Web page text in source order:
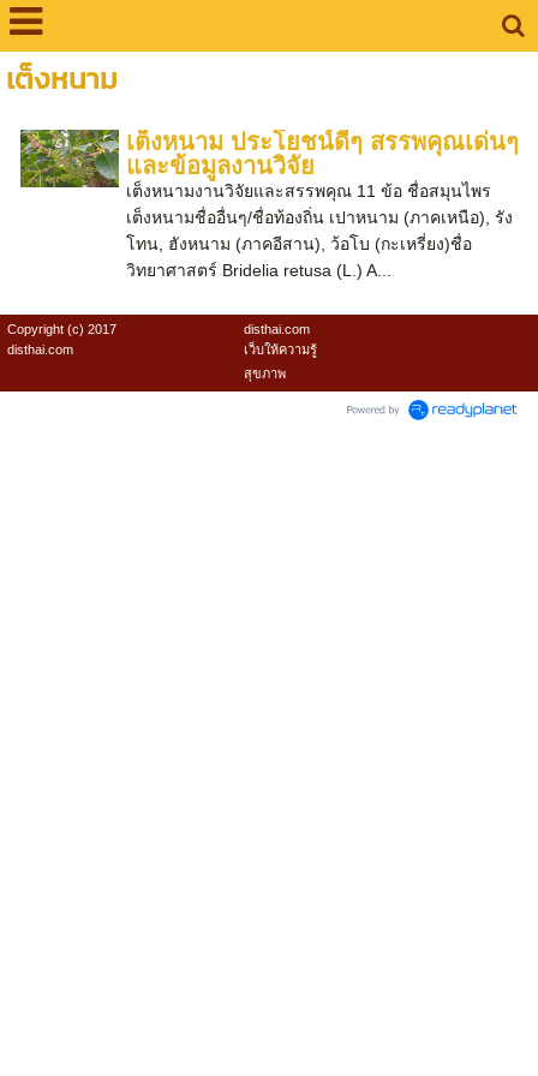
เต็งหนาม
เต็งหนาม ประโยชน์ดีๆ สรรพคุณเด่นๆ
และข้อมูลงานวิจัย
เต็งหนามงานวิจัยและสรรพคุณ 11 ข้อ ชื่อสมุนไพร
เต็งหนามชื่ออื่นๆ/ชื่อท้องถิ่น เปาหนาม (ภาคเหนือ), รัง
โทน, ฮังหนาม (ภาคอีสาน), ว้อโบ (กะเหรี่ยง)ชื่อ
วิทยาศาสตร์ Bridelia retusa (L.) A...
Copyright (c) 2017
disthai.com
disthai.com
เว็บให้ความรู้
สุขภาพ